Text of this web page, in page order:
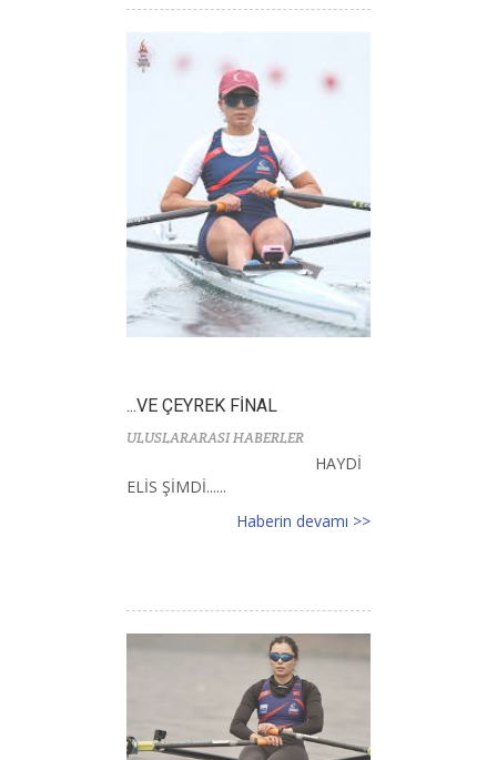
...VE ÇEYREK FİNAL
ULUSLARARASI HABERLER
HAYDİ
ELİS ŞİMDİ......
Haberin devamı >>